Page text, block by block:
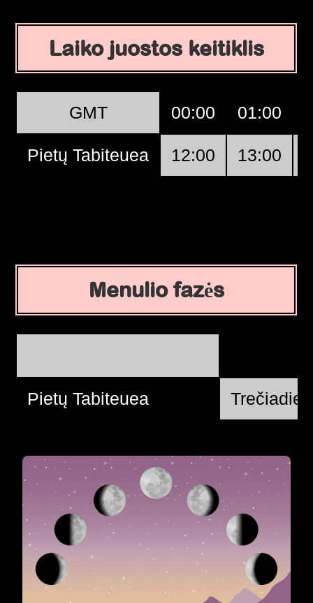
Laiko juostos keitiklis
GMT 00:00 01:00
Pietų Tabiteuea 12:00 13:00
Menulio fazės
Pietų Tabiteuea